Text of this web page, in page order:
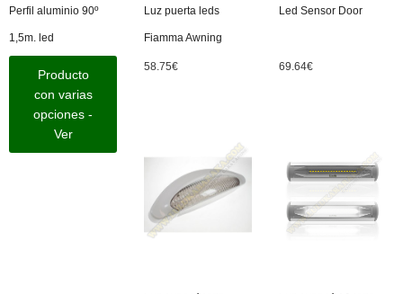
Perfil aluminio 90º
1,5m. led
Producto
con varias
opciones -
Ver
Luz puerta leds
Fiamma Awning
58.75€
Led Sensor Door
69.64€